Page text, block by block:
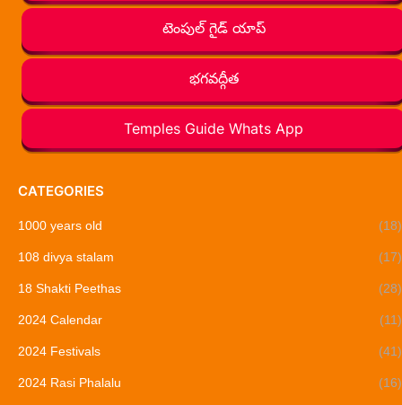
టెంపుల్ గైడ్ యాప్
భగవద్గీత
Temples Guide Whats App
CATEGORIES
1000 years old (18)
108 divya stalam (17)
18 Shakti Peethas (28)
2024 Calendar (11)
2024 Festivals (41)
2024 Rasi Phalalu (16)